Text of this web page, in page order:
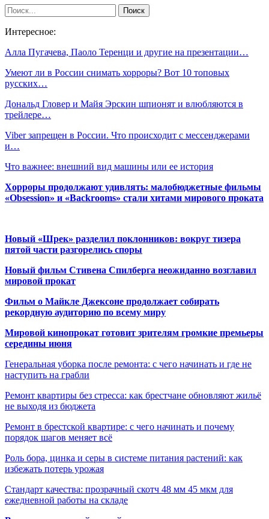
Интересное:
Алла Пугачева, Паоло Теренци и другие на презентации…
Умеют ли в России снимать хорроры? Вот 10 топовых
русских…
Дональд Гловер и Майя Эрскин шпионят и влюбляются в
трейлере…
Viber запрещен в России. Что происходит с мессенджерами
и…
Что важнее: внешний вид машины или ее история
Хорроры продолжают удивлять: малобюджетные фильмы
«Obsession» и «Backrooms» стали хитами мирового проката
Новый «Шрек» разделил поклонников: вокруг тизера
пятой части разгорелись споры
Новый фильм Стивена Спилберга неожиданно возглавил
мировой прокат
Фильм о Майкле Джексоне продолжает собирать
рекордную аудиторию по всему миру
Мировой кинопрокат готовит зрителям громкие премьеры
середины июня
Генеральная уборка после ремонта: с чего начинать и где не
наступить на грабли
Ремонт квартиры без стресса: как брестчане обновляют жильё
не выходя из бюджета
Ремонт в брестской квартире: с чего начинать и почему
порядок шагов меняет всё
Роль бора, цинка и серы в системе питания растений: как
избежать потерь урожая
Стандарт качества: прозрачный скотч 48 мм 45 мкм для
ежедневной работы на складе